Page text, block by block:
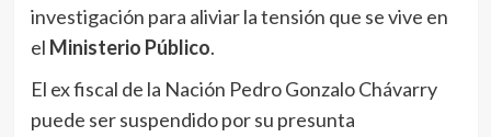
investigación para aliviar la tensión que se vive en
el Ministerio Público.
El ex fiscal de la Nación Pedro Gonzalo Chávarry
puede ser suspendido por su presunta